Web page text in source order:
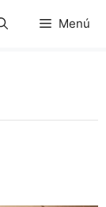
Menú